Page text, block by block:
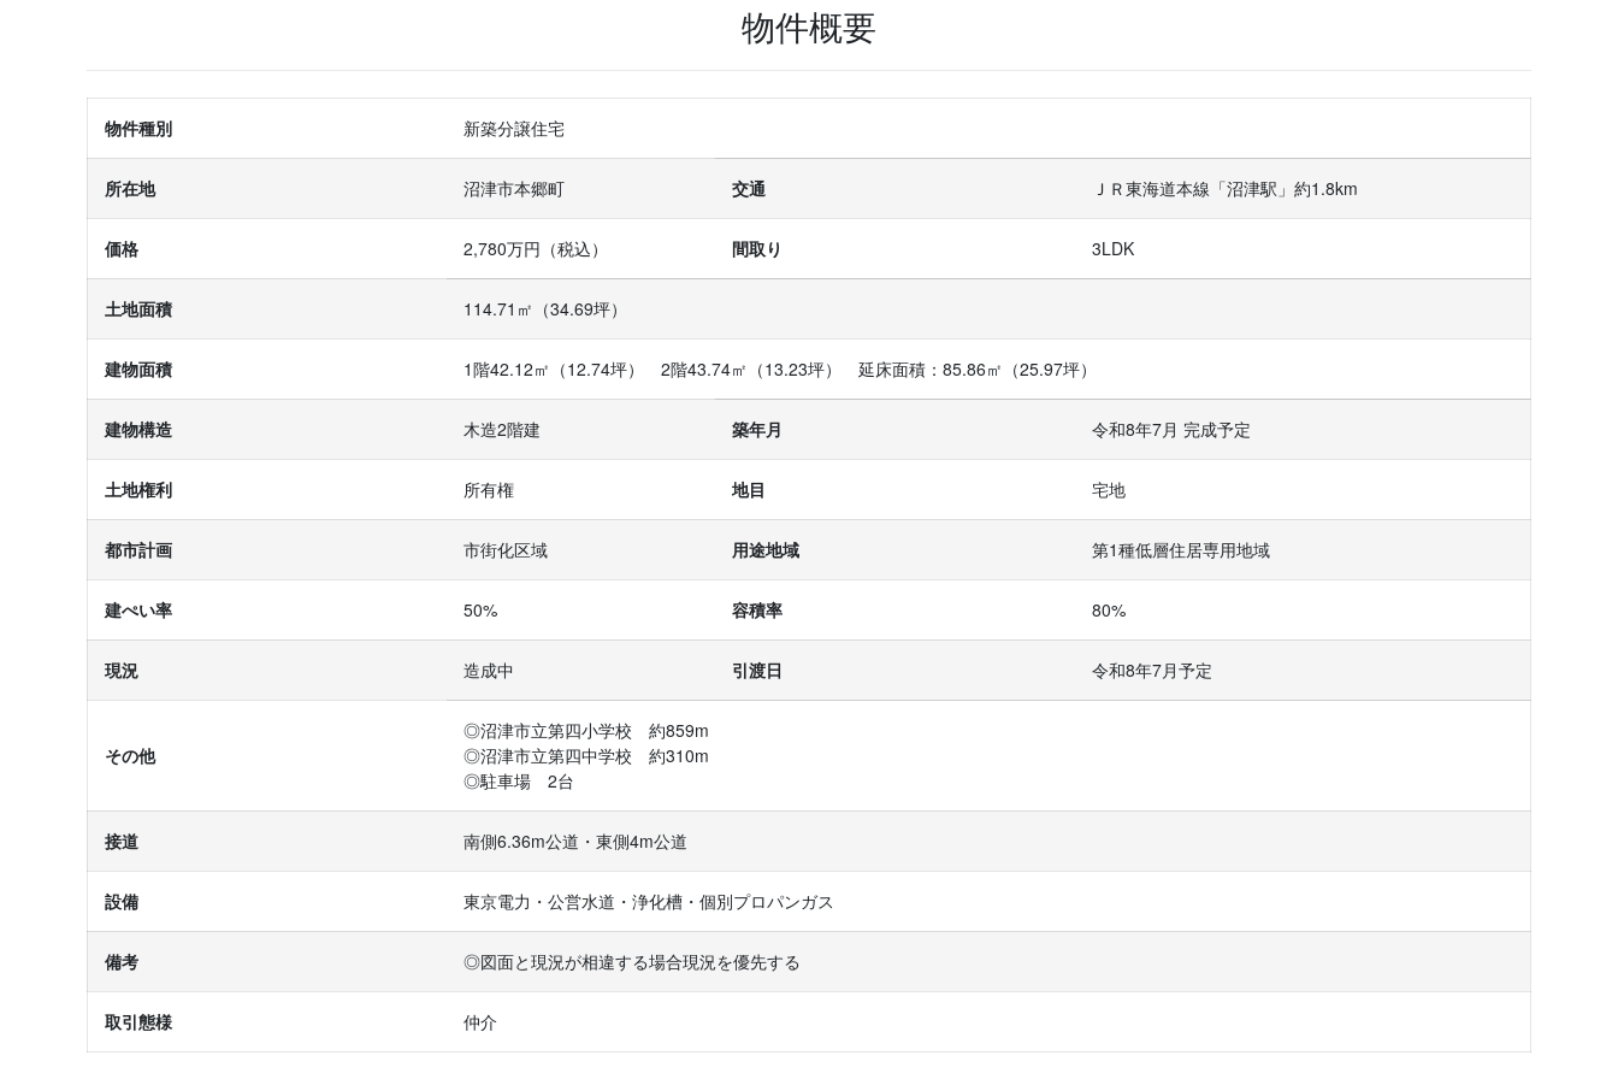
物件概要
物件種別 新築分譲住宅
所在地 沼津市本郷町 交通 ＪＲ東海道本線「沼津駅」約1.8km
価格 2,780万円（税込） 間取り 3LDK
土地面積 114.71㎡（34.69坪）
建物面積 1階42.12㎡（12.74坪）　2階43.74㎡（13.23坪）　延床面積：85.86㎡（25.97坪）
建物構造 木造2階建 築年月 令和8年7月 完成予定
土地権利 所有権 地目 宅地
都市計画 市街化区域 用途地域 第1種低層住居専用地域
建ぺい率 50% 容積率 80%
現況 造成中 引渡日 令和8年7月予定
その他
◎沼津市立第四小学校　約859m
◎沼津市立第四中学校　約310m
◎駐車場　2台
接道 南側6.36m公道・東側4m公道
設備 東京電力・公営水道・浄化槽・個別プロパンガス
備考 ◎図面と現況が相違する場合現況を優先する
取引態様 仲介